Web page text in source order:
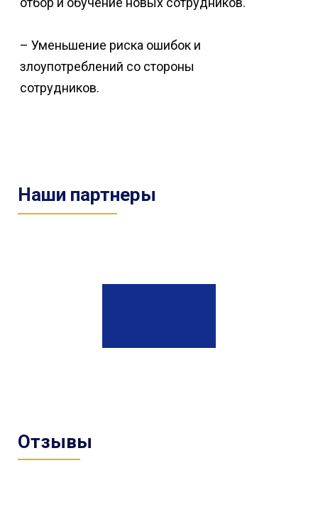
– Уменьшение риска ошибок и
злоупотреблений со стороны
сотрудников.
Наши партнеры
Отзывы